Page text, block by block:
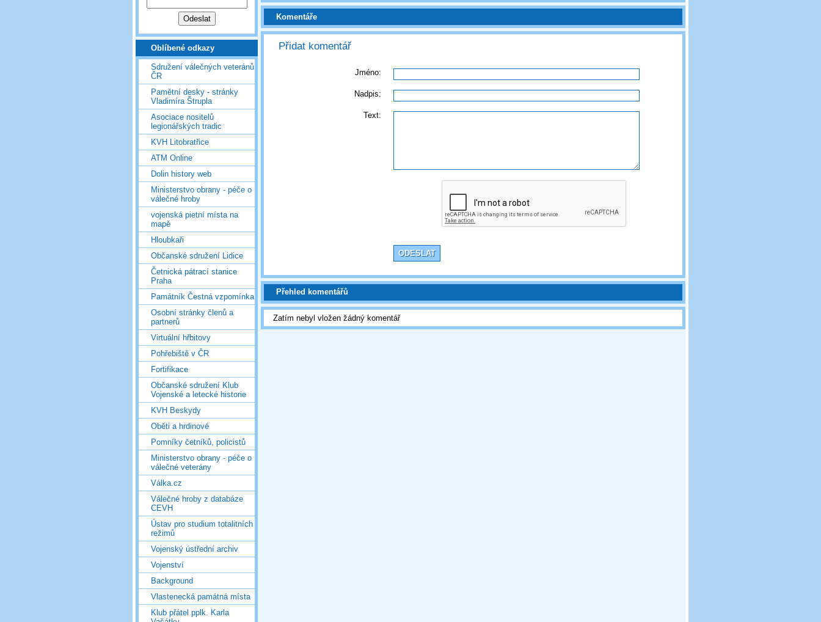
Oblíbené odkazy
Sdružení válečných veteránů
ČR
Pamětní desky - stránky
Vladimíra Štrupla
Asociace nositelů
legionářských tradic
KVH Litobratřice
ATM Online
Dolin history web
Ministerstvo obrany - péče o
válečné hroby
vojenská pietní místa na
mapě
Hloubkaři
Občanské sdružení Lidice
Četnická pátrací stanice
Praha
Památník Čestná vzpomínka
Osobní stránky členů a
partnerů
Virtuální hřbitovy
Pohřebiště v ČR
Fortifikace
Občanské sdružení Klub
Vojenské a letecké historie
KVH Beskydy
Oběti a hrdinové
Pomníky četníků, policistů
Ministerstvo obrany - péče o
válečné veterány
Válka.cz
Válečné hroby z databáze
CEVH
Ústav pro studium totalitních
režimů
Vojenský ústřední archiv
Vojenství
Background
Vlastenecká památná místa
Klub přátel pplk. Karla
Komentáře
Přidat komentář
Jméno:
Nadpis:
Text:
Přehled komentářů
Zatím nebyl vložen žádný komentář